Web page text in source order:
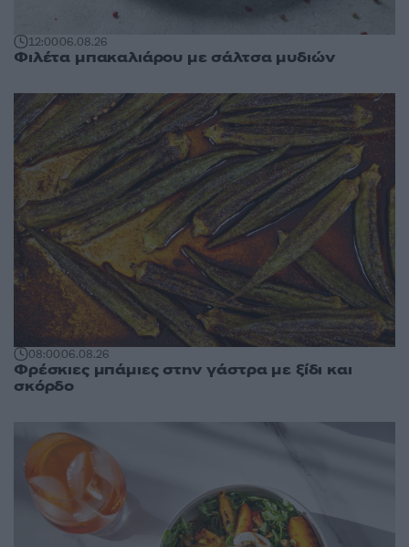
12:0006.08.26
Φιλέτα μπακαλιάρου με σάλτσα μυδιών
08:0006.08.26
Φρέσκιες μπάμιες στην γάστρα με ξίδι και
σκόρδο